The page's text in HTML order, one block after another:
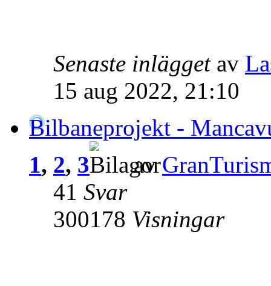
Senaste inlägget av
15 aug 2022, 21:10
Bilbaneprojekt -
1, 2, 3 av
41 Svar
300178 Visningar